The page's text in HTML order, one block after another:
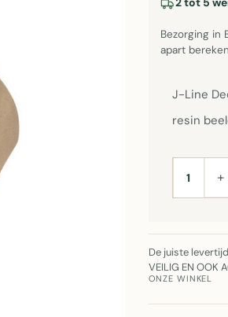
Bezorging in
apart
J-Line
resin
AANTAL+
De juiste
VEILIG EN OOK
ONZE WINKEL